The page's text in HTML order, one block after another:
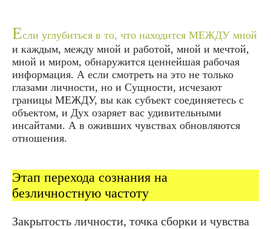
Если углубиться в то, что находится МЕЖДУ мной
и каждым, между мной и работой, мной и мечтой,
мной и миром, обнаружится ценнейшая рабочая
информация. А если смотреть на это не только
глазами личности, но и Сущности, исчезают
границы МЕЖДУ, вы как субъект соединяетесь с
объектом, и Дух озаряет вас удивительными
инсайтами. А в оживших чувствах обновляются
отношения.
Этап перехода сознания на
безличностную частоту
Закрытость личности, точка сборки и чувства